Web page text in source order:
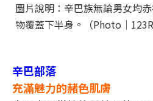
圖片說明：辛巴族無論男女均
物覆蓋下半身。（
辛巴部落
充滿魅力的赭色肌膚